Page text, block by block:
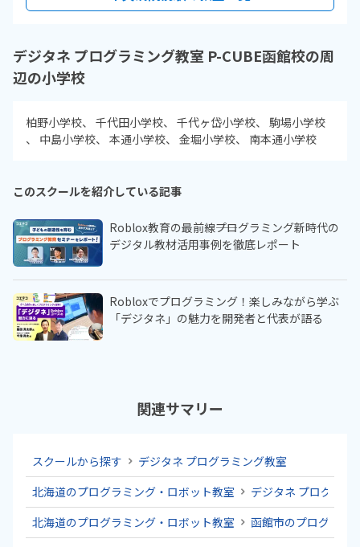
デジタネ プログラミング教室 P-CUBE函館校の周
辺の小学校
柏野小学校 千代田小学校 千代ヶ岱小学校
駒場小学校
中島小学校
本通小学校 金堀小学校 南本通小学校
このスクールを紹介している記事
Roblox教育の最前線――プログラミング新時代の
デジタル教材活用事例を徹底レポート
Robloxでプログラミング！楽しみながら学ぶ
「デジタネ」の魅力を開発者と代表が語る
関連サマリー
スクールから探す
デジタネ プログラミング教室
北海道のプログラミング・ロボット教室
デジタネ プログラミ
北海道のプログラミング・ロボット教室
函館市のプログラミ